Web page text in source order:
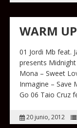
WARM
01 Jordi Mb feat.
presents
Mona – Sweet
Inmagine – Save
Go 06 Taio Cruz
20 junio, 2012